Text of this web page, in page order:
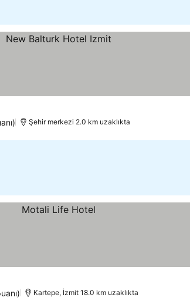
Şehir merkezi 2.0 km uzaklıkta
Kartepe, İzmit 18.0 km uzaklıkta